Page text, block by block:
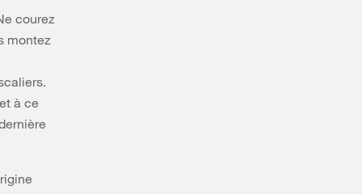
courez
montez
à ce